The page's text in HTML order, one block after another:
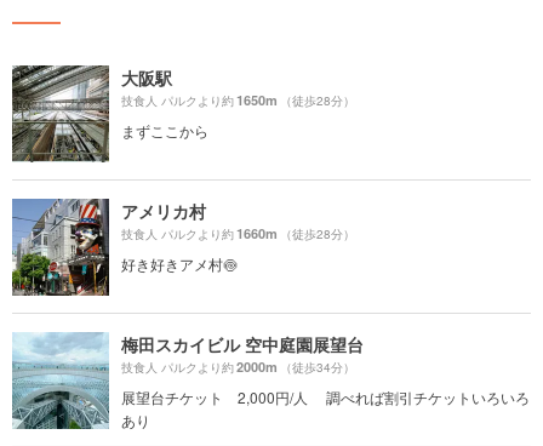
大阪駅
技食人 パルクより約1650m （徒歩28分）
まずここから
アメリカ村
技食人 パルクより約1660m （徒歩28分）
好き好きアメ村🍥
梅田スカイビル 空中庭園展望台
技食人 パルクより約2000m （徒歩34分）
展望台チケット 2,000円/人 調べれば割引チケットいろいろ
あり